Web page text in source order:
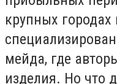
крупных городах
мейда, где
изделия. Но что